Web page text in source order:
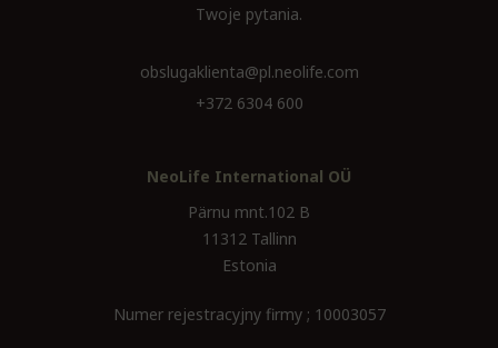
Twoje pytania.
obslugaklienta@pl.neolife.com
+372 6304 600
NeoLife International OÜ
Pärnu mnt.102 B
11312 Tallinn
Estonia
Numer rejestracyjny firmy ; 10003057